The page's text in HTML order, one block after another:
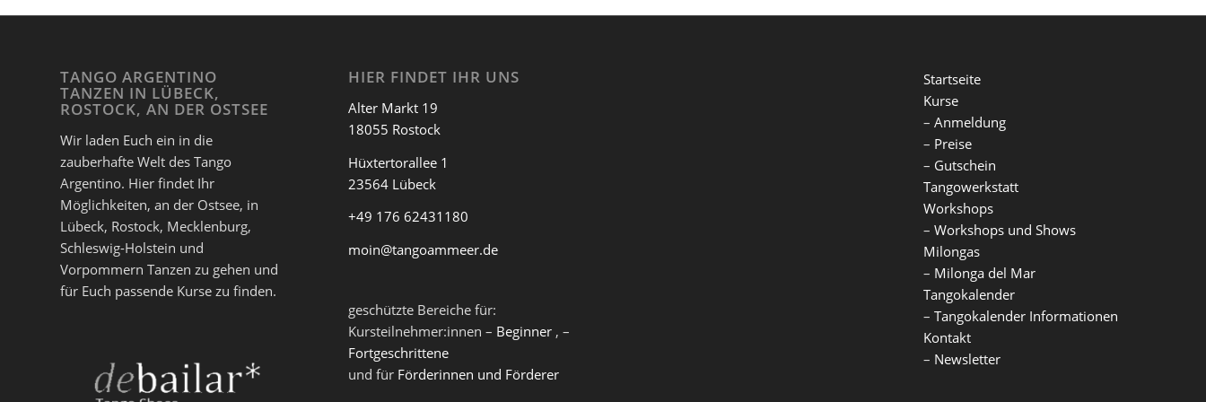
*** ***
TANGO ARGENTINO
TANZEN IN LÜBECK,
ROSTOCK, AN DER OSTSEE
Wir laden Euch ein in die
zauberhafte Welt des Tango
Argentino. Hier findet Ihr
Möglichkeiten, an der Ostsee, in
Lübeck, Rostock, Mecklenburg,
Schleswig-Holstein und
Vorpommern Tanzen zu gehen und
für Euch passende Kurse zu finden.
HIER FINDET IHR UNS
Alter Markt 19
18055 Rostock
Hüxtertorallee 1
23564 Lübeck
+49 176 62431180
moin@tangoammeer.de
geschützte Bereiche für:
Kursteilnehmer:innen – Beginner, –
Fortgeschrittene
und für Förderinnen und Förderer
Startseite
Kurse
– Anmeldung
– Preise
– Gutschein
Tangowerkstatt
Workshops
– Workshops und Shows
Milongas
– Milonga del Mar
Tangokalender
– Tangokalender Informationen
Kontakt
– Newsletter